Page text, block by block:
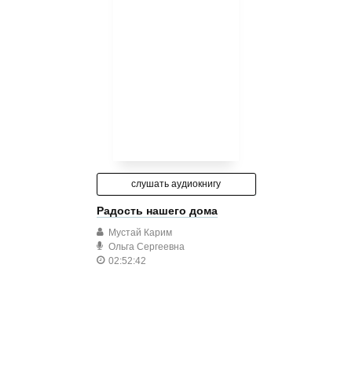
слушать аудиокнигу
Радость нашего дома
Мустай Карим
Ольга Сергеевна
02:52:42